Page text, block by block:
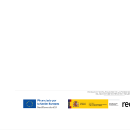
elegir
en
página